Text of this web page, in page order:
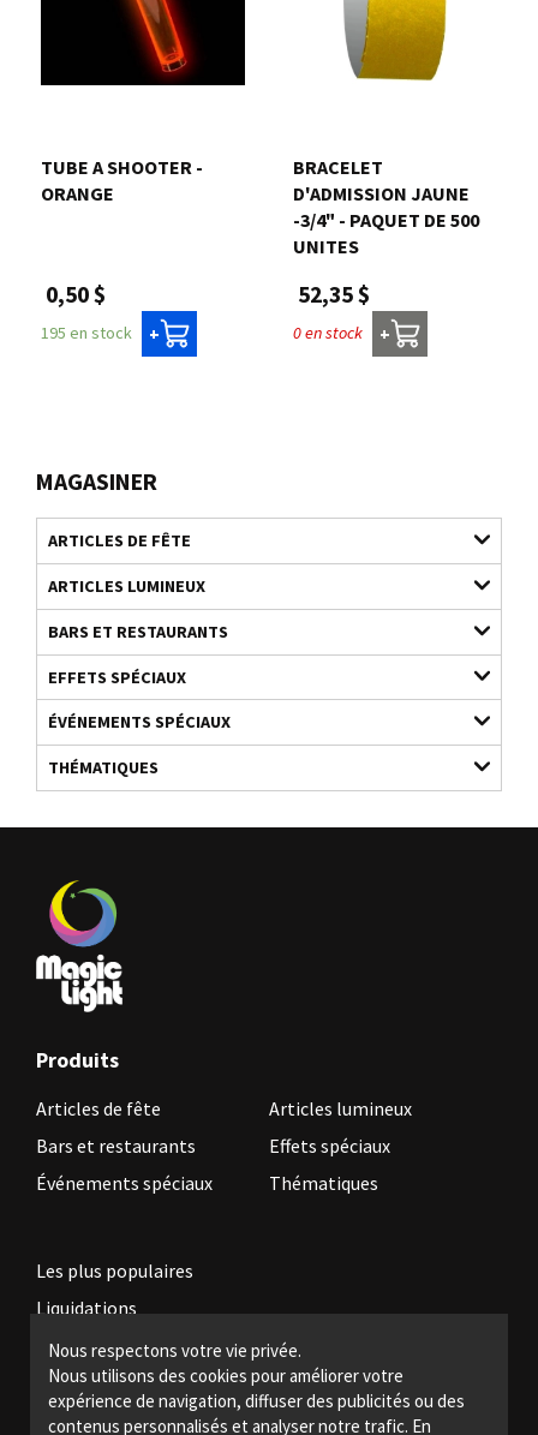
Nous respectons votre vie privée.
Nous utilisons des cookies pour améliorer votre
expérience de navigation, diffuser des publicités ou des
contenus personnalisés et analyser notre trafic. En
MAGASINER
ARTICLES DE FÊTE
ARTICLES LUMINEUX
BARS ET RESTAURANTS
EFFETS SPÉCIAUX
ÉVÉNEMENTS SPÉCIAUX
THÉMATIQUES
TUBE A SHOOTER -
ORANGE
0,50 $
195 en stock +
BRACELET
D'ADMISSION JAUNE
-3/4" - PAQUET DE 500
UNITES
52,35 $
0 en stock +
Produits
Articles de fête
Articles lumineux
Bars et restaurants
Effets spéciaux
Événements spéciaux
Thématiques
Les plus populaires
Liquidations
Devenez revendeur
Politiques légales